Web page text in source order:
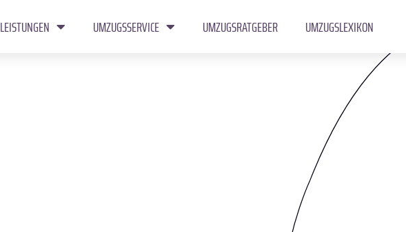
LEISTUNGEN UMZUGSSERVICE UMZUGSRATGEBER UMZUGSLEXIKON